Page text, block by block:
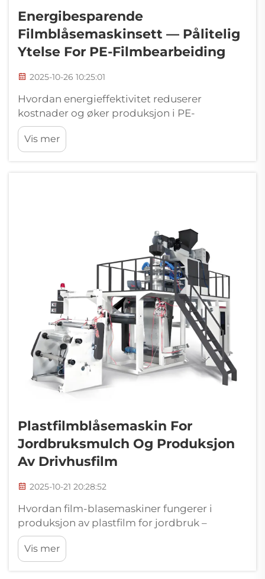
Energibesparende
Filmblåsemaskinsett — Pålitelig
Ytelse For PE-Filmbearbeiding
2025-10-26 10:25:01
Hvordan energieffektivitet reduserer
kostnader og øker produksjon i PE-
filmproduksjon. Innvirkning av
energieffektive systemer på driftskostnader
og bærekraft. Filmblåsemaskiner som sparer
Vis mer
Plastfilmblåsemaskin For
Jordbruksmulch Og Produksjon
Av Drivhusfilm
2025-10-21 20:28:52
Hvordan film-blasemaskiner fungerer i
produksjon av plastfilm for jordbruk –
grunnleggende mekanikk i plastfilm-
produksjonsutstyr. Film-blasemaskiner tar
disse små polymerkornene og omformer
Vis mer